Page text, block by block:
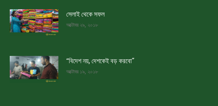
সেলাই থেকে সফল
অক্টোবর ২৯, ২০১৮
“বিদেশ নয়, দেশকেই বড় করবো”
অক্টোবর ১৯, ২০১৮